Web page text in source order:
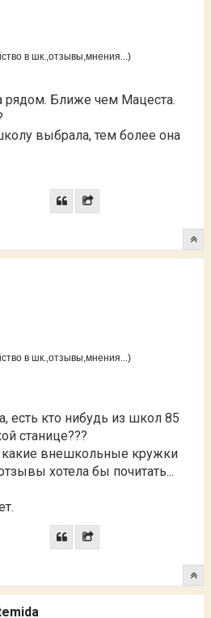
в шк.,отзывы,мнения...)
рядом. Ближе чем Мацеста.
выбрала, тем более она
в шк.,отзывы,мнения...)
есть кто нибудь из школ 85
станице???
какие внешкольные кружки
хотела бы почитать...